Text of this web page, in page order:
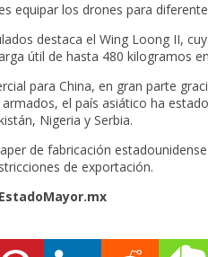
equipar los drones para
destaca el Wing Loong II,
útil de hasta 480 kilogramos
para China, en gran parte
el país asiático ha
Nigeria y Serbia.
de fabricación
de exportación.